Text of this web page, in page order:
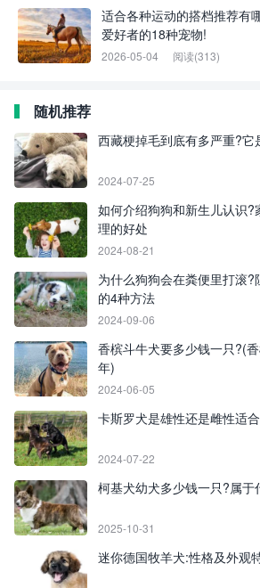
适合各种运动的搭档推荐有
爱好者的18种宠物!
2026-05-04 阅读(313)
随机推荐
西藏梗掉毛到底有多严重?它
2024-07-25
如何介绍狗狗和新生儿认识
理的好处
2024-08-21
为什么狗狗会在粪便里打滚
的4种方法
2024-09-06
香槟斗牛犬要多少钱一只?(
年)
2024-06-05
卡斯罗犬是雄性还是雌性适
2024-07-22
柯基犬幼犬多少钱一只?属于
2025-10-31
迷你德国牧羊犬:性格及外观